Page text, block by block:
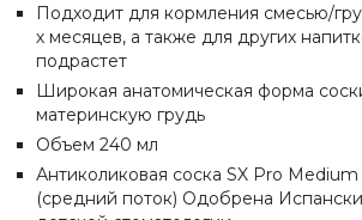
Подходит для кормления смесью/
х месяцев, а также для других
подрастет
Широкая анатомическая форма
материнскую грудь
Объем 240 мл
Антиколиковая соска SX Pro
(средний поток) Одобрена